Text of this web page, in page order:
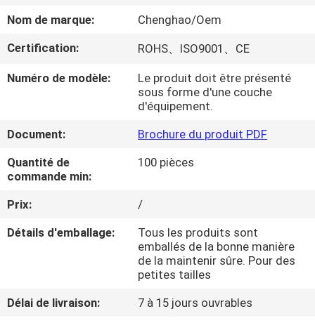
À
PROPOS
NOUS
VISITE
DE
L'USINE
CONTRÔLE
QUALITÉ
Nom de marque:
Chenghao/Oem
Certification:
ROHS、ISO9001、CE
Numéro de modèle:
Le produit doit être présenté
sous forme d'une couche
d'équipement.
Document:
Brochure du produit PDF
Quantité de
commande min:
100 pièces
Prix:
/
Détails d'emballage:
Tous les produits sont
emballés de la bonne manière
de la maintenir sûre. Pour des
petites tailles
Délai de livraison:
7 à 15 jours ouvrables